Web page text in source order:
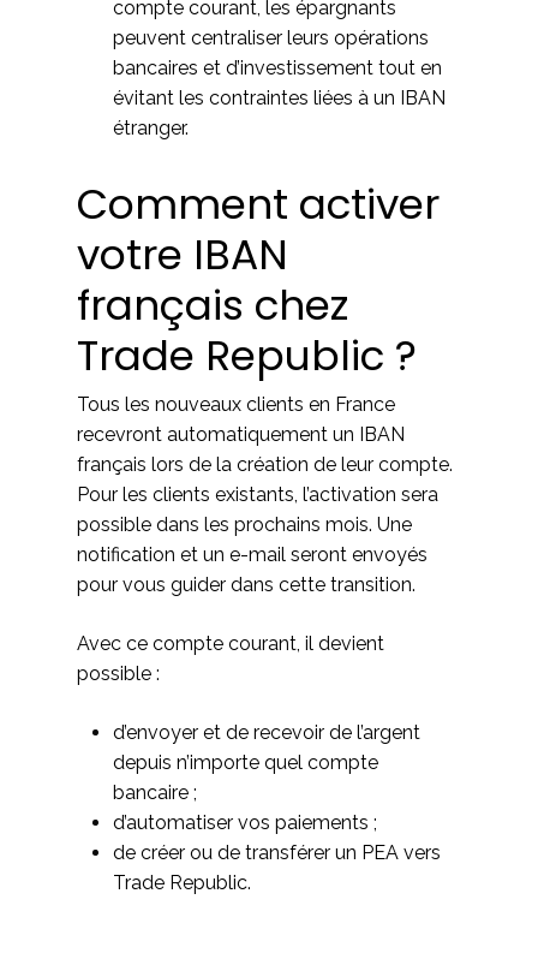
compte courant, les épargnants
peuvent centraliser leurs opérations
bancaires et d’investissement tout en
évitant les contraintes liées à un IBAN
étranger.
Comment activer
votre IBAN
français chez
Trade Republic ?
Tous les nouveaux clients en France
recevront automatiquement un IBAN
français lors de la création de leur compte.
Pour les clients existants, l’activation sera
possible dans les prochains mois. Une
notification et un e-mail seront envoyés
pour vous guider dans cette transition.
Avec ce compte courant, il devient
possible :
d’envoyer et de recevoir de l’argent
depuis n’importe quel compte
bancaire ;
d’automatiser vos paiements ;
de créer ou de transférer un PEA vers
Trade Republic.